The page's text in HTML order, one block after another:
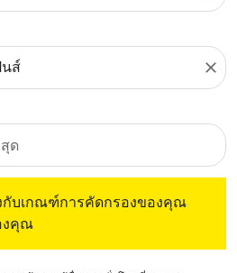
close
กับเกณฑ์การคัดกรองของคุณ
งคุณ